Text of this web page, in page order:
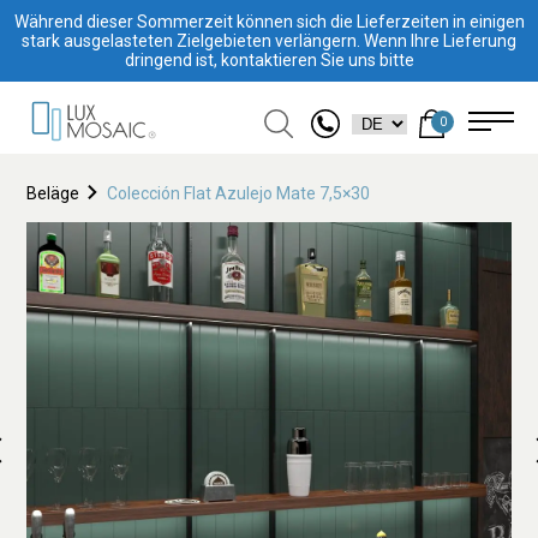
Während dieser Sommerzeit können sich die Lieferzeiten in einigen
stark ausgelasteten Zielgebieten verlängern. Wenn Ihre Lieferung
dringend ist, kontaktieren Sie uns bitte
0
Beläge Colección Flat Azulejo Mate 7,5×30